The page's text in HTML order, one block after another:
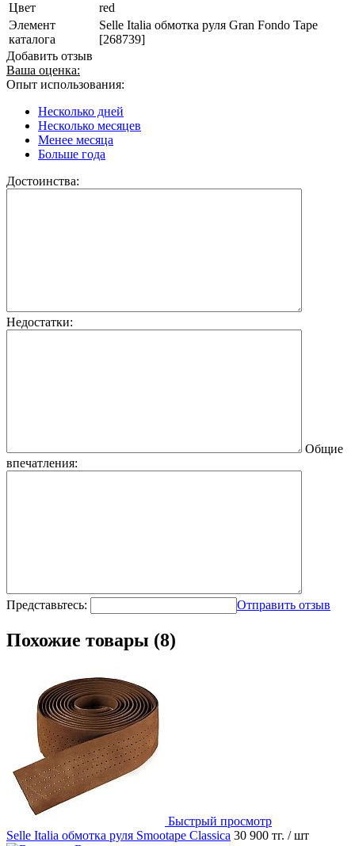
Цвет
red
Элемент
каталога
Selle Italia обмотка руля Gran Fondo Tape
[268739]
Добавить отзыв
Ваша оценка:
Опыт использования:
Несколько дней
Несколько месяцев
Менее месяца
Больше года
Достоинства:
Недостатки:
Общие
впечатления:
Представьтесь: Отправить отзыв
Похожие товары (8)
Быстрый просмотр
Selle Italia обмотка руля Smootape Classica 30 900 тг. / шт